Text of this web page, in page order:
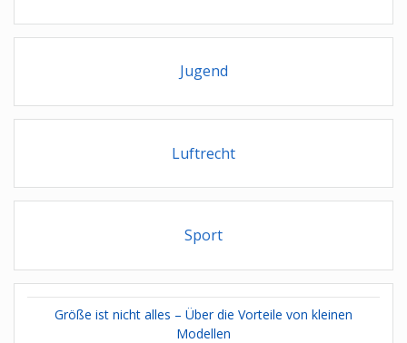
Jugend
Luftrecht
Sport
Größe ist nicht alles – Über die Vorteile von kleinen
Modellen